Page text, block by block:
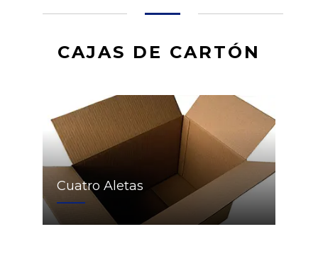
CAJAS DE CARTÓN
Cuatro Aletas